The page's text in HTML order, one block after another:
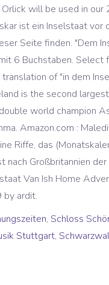
will be used in
ist ein Inselstaat
Seite finden. "Dem
6 Buchstaben.
of "in dem
is the second
world champion
Amazon.com :
Riffe, das
nach Großbritannien
Van Ish Home
by ardit.
, Schloss
Stuttgart,